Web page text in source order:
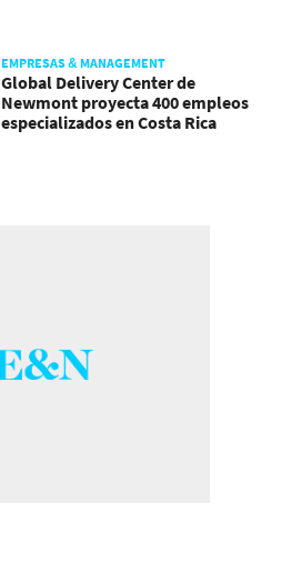
EMPRESAS & MANAGEMENT
Global Delivery Center de
Newmont proyecta 400 empleos
especializados en Costa Rica